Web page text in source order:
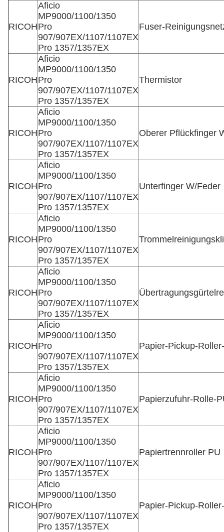
RICOH
Aficio
MP9000/1100/1350
Pro
907/907EX/1107/1107EX
Pro 1357/1357EX
Fuser-
RICOH
Aficio
MP9000/1100/1350
Pro
907/907EX/1107/1107EX
Pro 1357/1357EX
Thermistor
RICOH
Aficio
MP9000/1100/1350
Pro
907/907EX/1107/1107EX
Pro 1357/1357EX
Oberer Pflückfinger
RICOH
Aficio
MP9000/1100/1350
Pro
907/907EX/1107/1107EX
Pro 1357/1357EX
Unterfinger W/Feder
RICOH
Aficio
MP9000/1100/1350
Pro
907/907EX/1107/1107EX
Pro 1357/1357EX
RICOH
Aficio
MP9000/1100/1350
Pro
907/907EX/1107/1107EX
Pro 1357/1357EX
RICOH
Aficio
MP9000/1100/1350
Pro
907/907EX/1107/1107EX
Pro 1357/1357EX
Papier-Pickup-
RICOH
Aficio
MP9000/1100/1350
Pro
907/907EX/1107/1107EX
Pro 1357/1357EX
Papierzufuhr-Rolle-
RICOH
Aficio
MP9000/1100/1350
Pro
907/907EX/1107/1107EX
Pro 1357/1357EX
Papiertrennroller PU
RICOH
Aficio
MP9000/1100/1350
Pro
907/907EX/1107/1107EX
Pro 1357/1357EX
Papier-Pickup-